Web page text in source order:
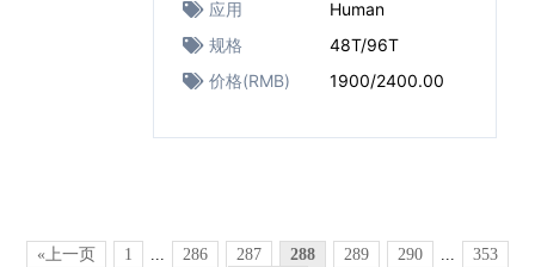
应用
Human
规格
48T/96T
价格(RMB)
1900/2400.00
«上一页 1 ... 286 287 288 289 290 ...
353